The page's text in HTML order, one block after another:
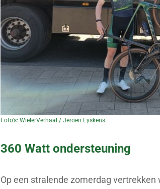
Foto’s: WielerVerhaal / Jeroen Eyskens.
360 Watt ondersteuning
Op een stralende zomerdag vertrekken